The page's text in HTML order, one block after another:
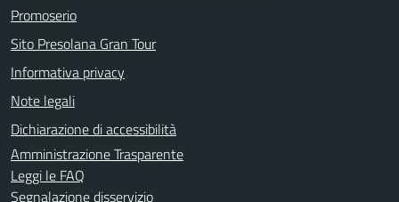
Promoserio
Sito Presolana Gran Tour
Informativa privacy
Note legali
Dichiarazione di accessibilità
Amministrazione Trasparente
Leggi le FAQ
Segnalazione disservizio